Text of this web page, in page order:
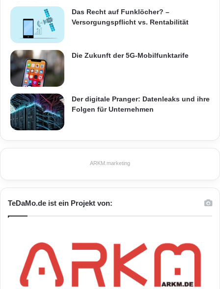
Das Recht auf Funklöcher? –
Versorgungspflicht vs. Rentabilität
Die Zukunft der 5G-Mobilfunktarife
Der digitale Pranger: Datenleaks und ihre
Folgen für Unternehmen
ARKM.marketing
TeDaMo.de ist ein Projekt von: